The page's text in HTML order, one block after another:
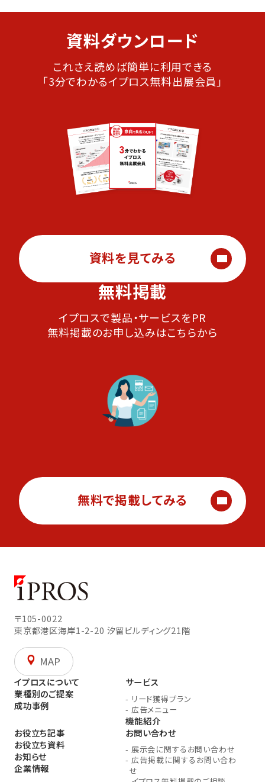
資料ダウンロード
これさえ読めば簡単に利用できる
「3分でわかるイプロス無料出展会員」
資料を見てみる
無料掲載
イプロスで製品・サービスをPR
無料掲載のお申し込みはこちらから
無料で掲載してみる
〒105-0022
東京都港区海岸1-2-20 汐留ビルディング21階
MAP
イプロスについて
業種別のご提案
成功事例
サービス
- リード獲得プラン
- 広告メニュー
機能紹介
お役立ち記事
お役立ち資料
お知らせ
企業情報
お問い合わせ
- 展示会に関するお問い合わせ
- 広告掲載に関するお問い合わ
せ